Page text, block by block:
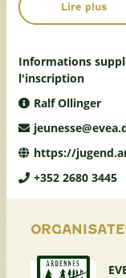
Lire plus
Informations
l'inscription
Ralf Ollinger
https://
+352 2680 3445